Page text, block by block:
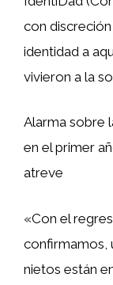
con
identidad a
vivieron a la
Alarma sobre
en el primer
atreve
«Con el
confirmamos,
nietos están